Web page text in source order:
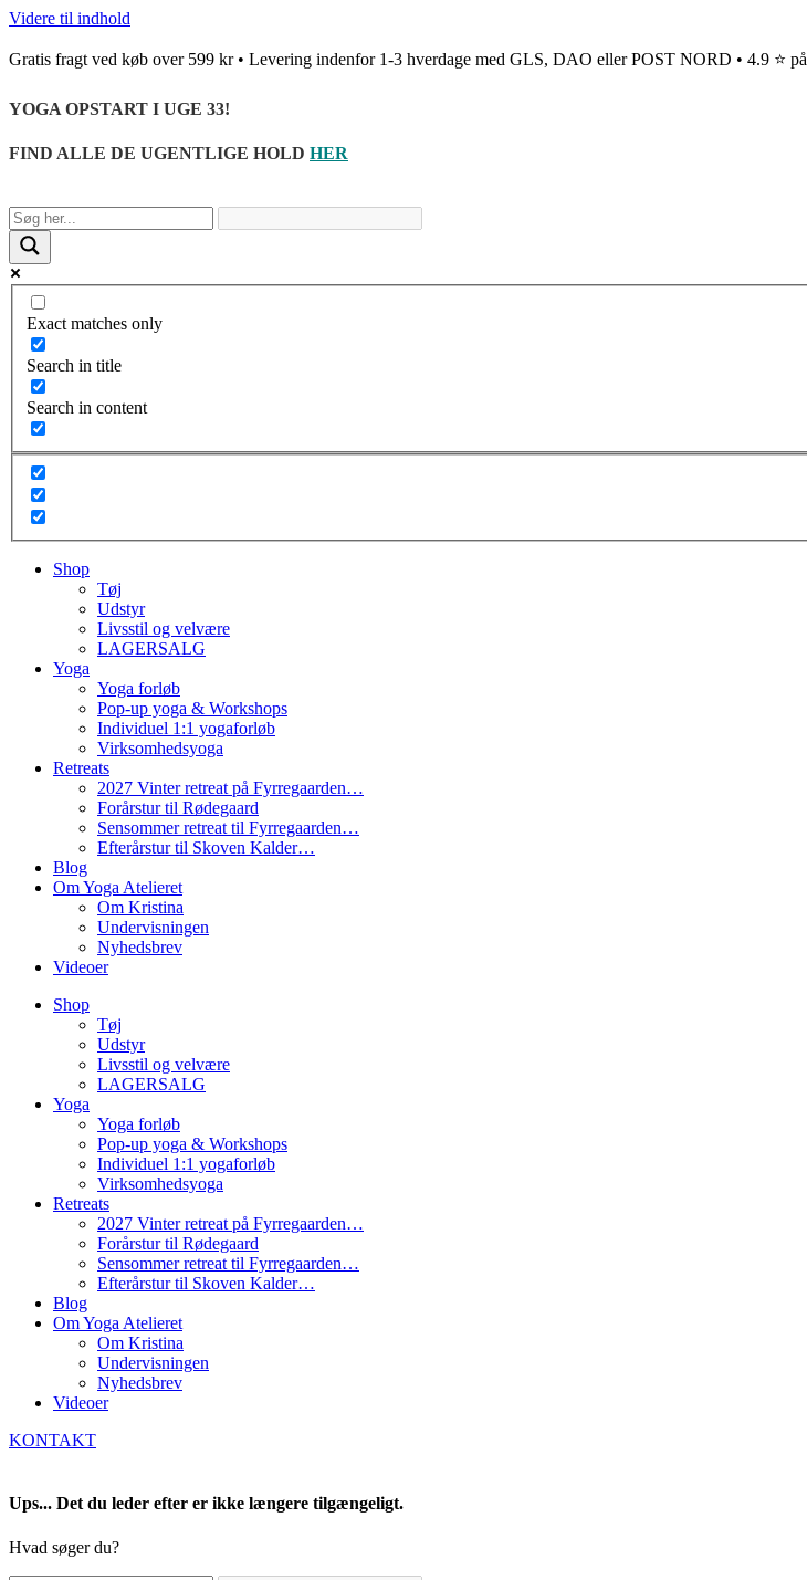
Videre til indhold
Gratis fragt ved køb over 599 kr • Levering indenfor 1-3 hverdage med GLS, DAO eller POST NORD • 4.9 ⭐ på
YOGA OPSTART I UGE 33!
FIND ALLE DE UGENTLIGE HOLD HER
Exact matches only
Search in title
Search in content
Shop
Tøj
Udstyr
Livsstil og velvære
LAGERSALG
Yoga
Yoga forløb
Pop-up yoga & Workshops
Individuel 1:1 yogaforløb
Virksomhedsyoga
Retreats
2027 Vinter retreat på Fyrregaarden…
Forårstur til Rødegaard
Sensommer retreat til Fyrregaarden…
Efterårstur til Skoven Kalder…
Blog
Om Yoga Atelieret
Om Kristina
Undervisningen
Nyhedsbrev
Videoer
Shop
Tøj
Udstyr
Livsstil og velvære
LAGERSALG
Yoga
Yoga forløb
Pop-up yoga & Workshops
Individuel 1:1 yogaforløb
Virksomhedsyoga
Retreats
2027 Vinter retreat på Fyrregaarden…
Forårstur til Rødegaard
Sensommer retreat til Fyrregaarden…
Efterårstur til Skoven Kalder…
Blog
Om Yoga Atelieret
Om Kristina
Undervisningen
Nyhedsbrev
Videoer
KONTAKT
Ups... Det du leder efter er ikke længere tilgængeligt.
Hvad søger du?